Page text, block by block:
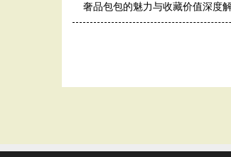
奢品包包的魅力与收藏价值深度